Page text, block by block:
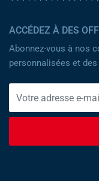
ACCÉDEZ À DES
Abonnez-vous à nos
personnalisées et